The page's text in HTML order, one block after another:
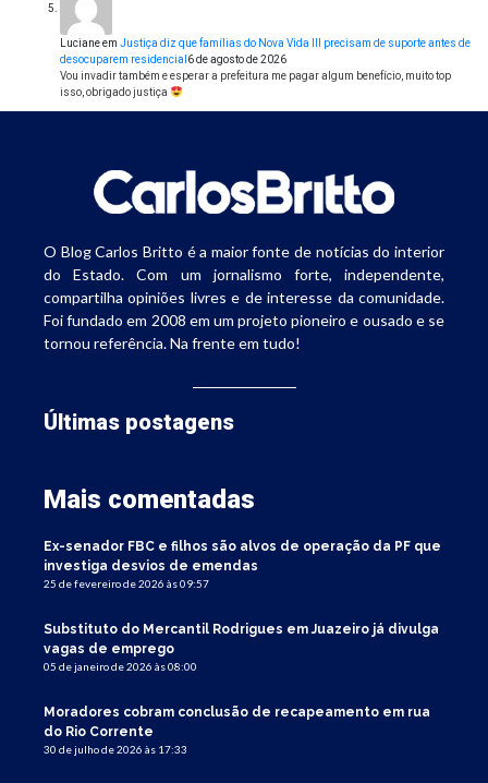
Lucianeem Justiça diz que famílias do Nova Vida III precisam de suporte antes de
desocuparem residencial 6 de agosto de 2026
Vou invadir também e esperar a prefeitura me pagar algum benefício, muito top
isso, obrigado justiça
O Blog Carlos Britto é a maior fonte de notícias do interior
do Estado. Com um jornalismo forte, independente,
compartilha opiniões livres e de interesse da comunidade.
Foi fundado em 2008 em um projeto pioneiro e ousado e se
tornou referência. Na frente em tudo!
Últimas postagens
Mais comentadas
Ex-senador FBC e filhos são alvos de operação da PF que
investiga desvios de emendas
25 de fevereiro de 2026 às 09:57
Substituto do Mercantil Rodrigues em Juazeiro já divulga
vagas de emprego
05 de janeiro de 2026 às 08:00
Moradores cobram conclusão de recapeamento em rua
do Rio Corrente
30 de julho de 2026 às 17:33